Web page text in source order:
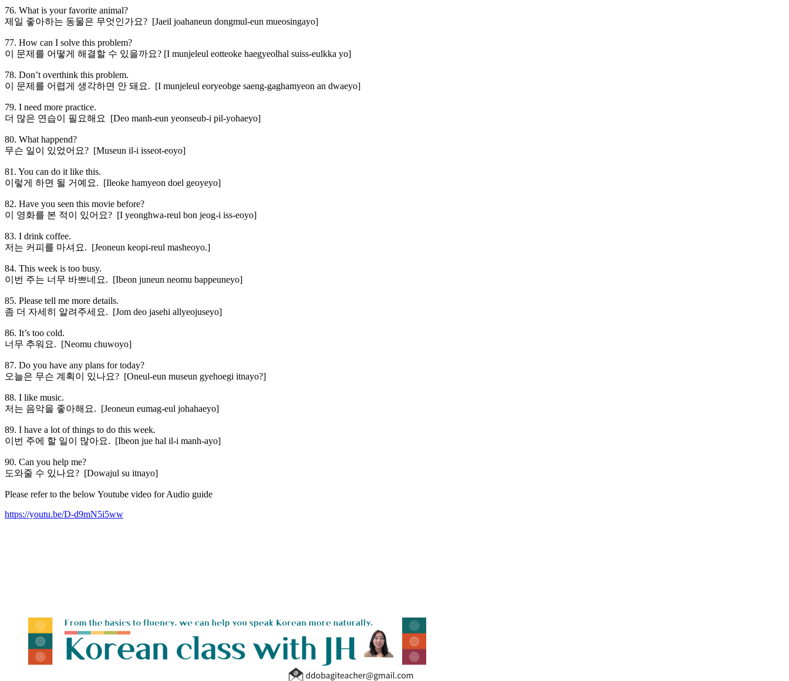
76. What is your favorite animal?
제일 좋아하는 동물은 무엇인가요? [Jaeil joahaneun dongmul-eun mueosingayo]
77. How can I solve this problem?
이 문제를 어떻게 해결할 수 있을까요? [I munjeleul eotteoke haegyeolhal suiss-eulkka yo]
78. Don’t overthink this problem.
이 문제를 어렵게 생각하면 안 돼요. [I munjeleul eoryeobge saeng-gaghamyeon an dwaeyo]
79. I need more practice.
더 많은 연습이 필요해요 [Deo manh-eun yeonseub-i pil-yohaeyo]
80. What happend?
무슨 일이 있었어요? [Museun il-i isseot-eoyo]
81. You can do it like this.
이렇게 하면 될 거예요. [Ileoke hamyeon doel geoyeyo]
82. Have you seen this movie before?
이 영화를 본 적이 있어요? [I yeonghwa-reul bon jeog-i iss-eoyo]
83. I drink coffee.
저는 커피를 마셔요. [Jeoneun keopi-reul masheoyo.]
84. This week is too busy.
이번 주는 너무 바쁘네요. [Ibeon juneun neomu bappeuneyo]
85. Please tell me more details.
좀 더 자세히 알려주세요. [Jom deo jasehi allyeojuseyo]
86. It’s too cold.
너무 추워요. [Neomu chuwoyo]
87. Do you have any plans for today?
오늘은 무슨 계획이 있나요? [Oneul-eun museun gyehoegi itnayo?]
88. I like music.
저는 음악을 좋아해요. [Jeoneun eumag-eul johahaeyo]
89. I have a lot of things to do this week.
이번 주에 할 일이 많아요. [Ibeon jue hal il-i manh-ayo]
90. Can you help me?
도와줄 수 있나요? [Dowajul su itnayo]
Please refer to the below Youtube video for Audio guide
https://youtu.be/D-d9mN5i5ww